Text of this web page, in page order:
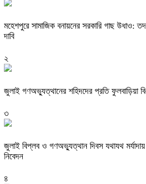
মহেশপুরে সামাজিক বনায়নের সরকারি গাছ উধাও:
দাবি
২
জুলাই গণঅভ্যুত্থানের শহিদদের প্রতি ফুলবাড়িয়া
৩
জুলাই বিপ্লব ও গণঅভ্যুত্থান দিবস যথাযথ
নিবেদন
৪